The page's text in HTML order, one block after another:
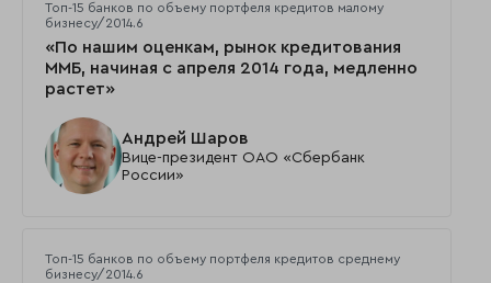
Топ-15 банков по объему портфеля кредитов малому
бизнесу/2014.6
«По нашим оценкам, рынок кредитования
ММБ, начиная с апреля 2014 года, медленно
растет»
Андрей Шаров
Вице-президент ОАО «Сбербанк
России»
Топ-15 банков по объему портфеля кредитов среднему
бизнесу/2014.6